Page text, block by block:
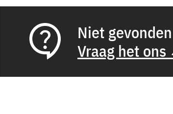
Niet
Vraag het ons